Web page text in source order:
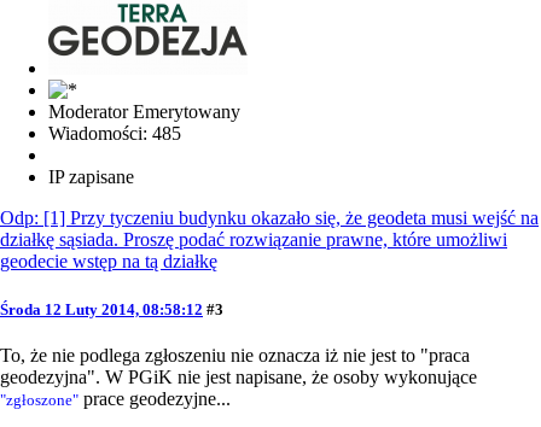
Moderator Emerytowany
Wiadomości: 485
IP zapisane
Odp: [1] Przy tyczeniu budynku okazało się, że geodeta musi wejść na
działkę sąsiada. Proszę podać rozwiązanie prawne, które umożliwi
geodecie wstęp na tą działkę
Środa 12 Luty 2014, 08:58:12 #3
To, że nie podlega zgłoszeniu nie oznacza iż nie jest to "praca
geodezyjna". W PGiK nie jest napisane, że osoby wykonujące
"zgłoszone" prace geodezyjne...